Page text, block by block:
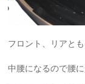
フロント、リアと
中腰になるので腰